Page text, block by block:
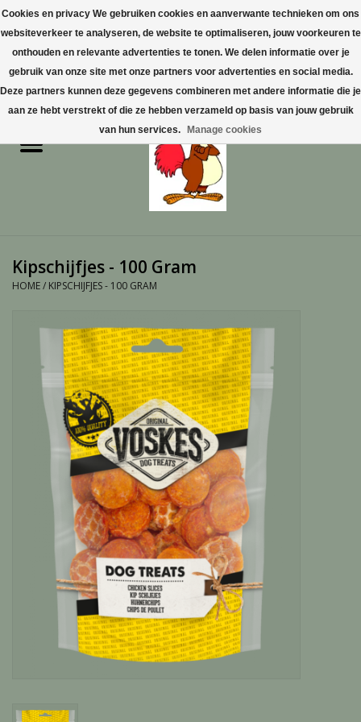
0 Artikelen - €0,00
Home
Vogelproducten aanschaffen
in Limburg
Honden
Katten
Knaagdieren
Paarden
Diversen producten
Tuin Benodigdheden
Kipschijfjes - 100 Gram
HOME/ KIPSCHIJFJES - 100 GRAM
Cookies en privacy We gebruiken cookies en aanverwante technieken om ons
websiteverkeer te analyseren, de website te optimaliseren, jouw voorkeuren te
onthouden en relevante advertenties te tonen. We delen informatie over je
gebruik van onze site met onze partners voor advertenties en social media.
Deze partners kunnen deze gegevens combineren met andere informatie die je
aan ze hebt verstrekt of die ze hebben verzameld op basis van jouw gebruik
van hun services.
Manage cookies